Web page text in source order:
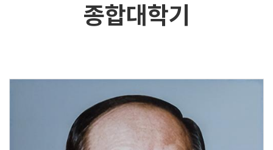
종합대학기